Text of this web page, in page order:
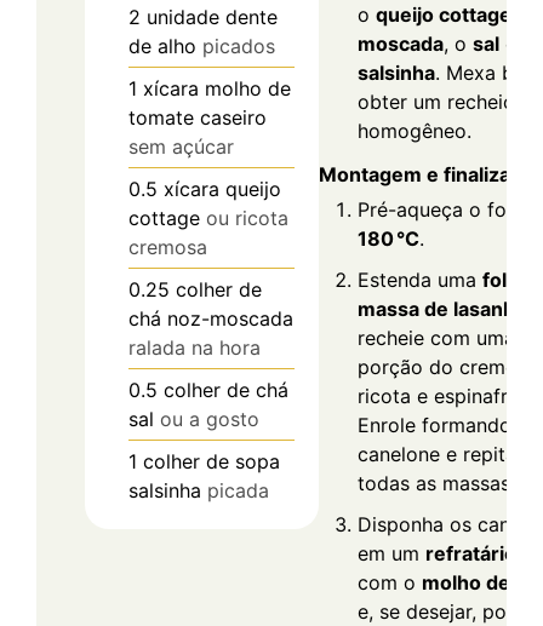
2 unidade dente
de alho picados
1 xícara molho de
tomate caseiro
sem açúcar
0.5 xícara queijo
cottage ou ricota
cremosa
0.25 colher de
chá noz-moscada
ralada na hora
0.5 colher de chá
sal ou a gosto
1 colher de sopa
salsinha picada
o queijo cottage
moscada, o sal e a
salsinha. Mexa
obter um recheio
homogêneo.
Montagem e finalização
Pré-aqueça o forno
180 °C.
Estenda uma folha
massa de lasanha
recheie com uma
porção do creme
ricota e espinafre.
Enrole formando o
canelone e repita
todas as massas.
Disponha os
em um refratário
com o molho de
e, se desejar,